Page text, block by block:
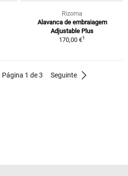
Rizoma
Alavanca de embraiagem
Adjustable Plus
170,00 €1
Página 1 de 3 Seguinte